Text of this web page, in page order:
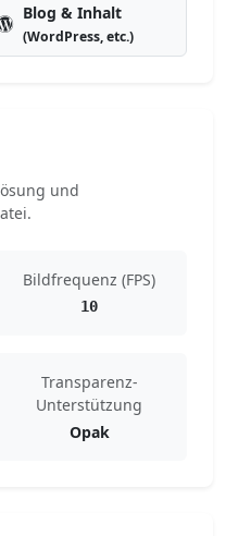
Blog & Inhalt
(WordPress, etc.)
und
Bildfrequenz (FPS)
10
Transparenz-
Unterstützung
Opak